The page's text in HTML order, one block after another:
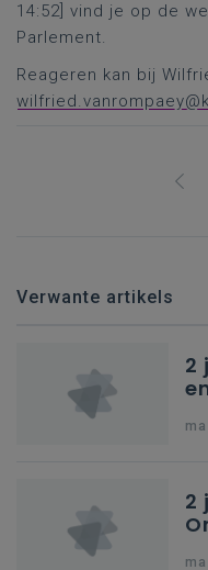
14:52] vind je op de
Parlement.
Reageren kan bij
Verwante artikels
2
2